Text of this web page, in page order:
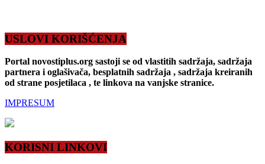
USLOVI KORIŠĆENJA
Portal novostiplus.org sastoji se od vlastitih sadržaja, sadržaja
partnera i oglašivača, besplatnih sadržaja , sadržaja kreiranih
od strane posjetilaca , te linkova na vanjske stranice.
IMPRESUM
KORISNI LINKOVI